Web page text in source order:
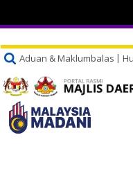
Aduan & Maklumbalas